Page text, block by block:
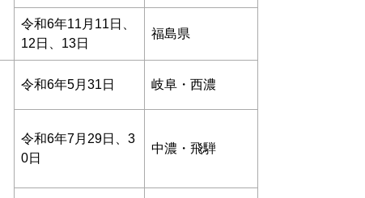
令和6年11月11日、
12日、13日
福島県
令和6年5月31日 岐阜・西濃
令和6年7月29日、3
0日
中濃・飛騨